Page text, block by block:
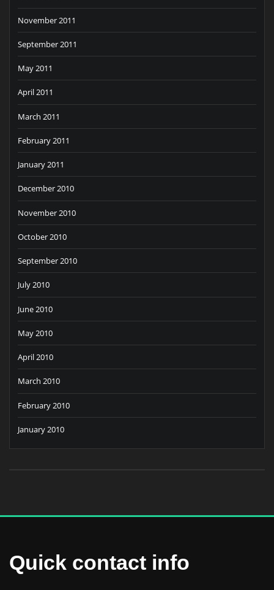
November 2011
September 2011
May 2011
April 2011
March 2011
February 2011
January 2011
December 2010
November 2010
October 2010
September 2010
July 2010
June 2010
May 2010
April 2010
March 2010
February 2010
January 2010
Quick contact info